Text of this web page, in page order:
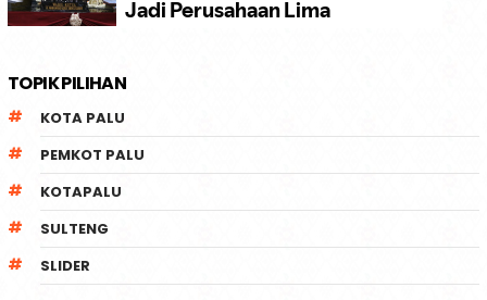
TOPIK PILIHAN
KOTA PALU
PEMKOT PALU
KOTAPALU
SULTENG
SLIDER